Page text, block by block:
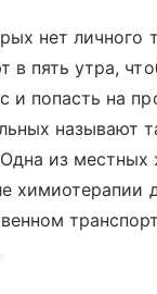
нет личного
в пять утра,
и попасть на
называют
из местных
химиотерапии